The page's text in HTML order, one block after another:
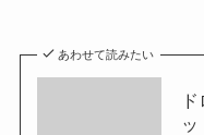
あわせて読みたい
ッ